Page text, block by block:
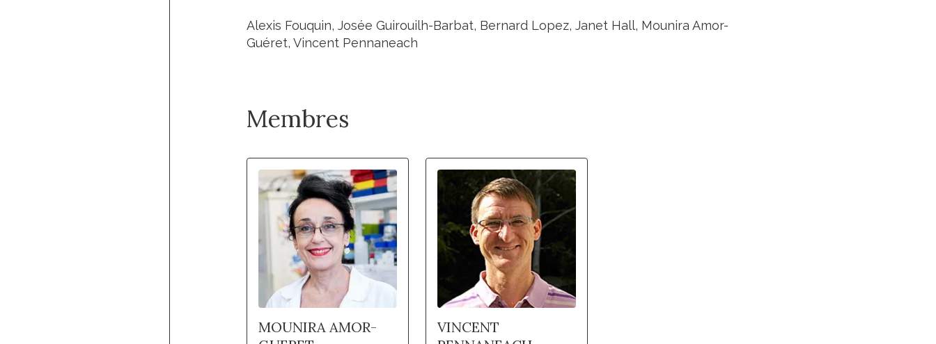
Alexis Fouquin, Josée Guirouilh-Barbat, Bernard Lopez, Janet Hall, Mounira Amor-
Guéret, Vincent Pennaneach
Membres
MOUNIRA AMOR-
VINCENT